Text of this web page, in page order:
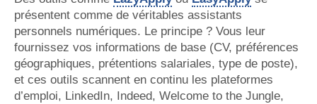
présentent comme de véritables assistants
personnels numériques. Le principe ? Vous leur
fournissez vos informations de base (CV, préférences
géographiques, prétentions salariales, type de poste),
et ces outils scannent en continu les plateformes
d’emploi, LinkedIn, Indeed, Welcome to the Jungle,